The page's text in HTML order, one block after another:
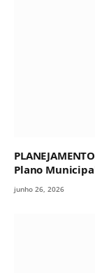
Plano
junho 26, 2026